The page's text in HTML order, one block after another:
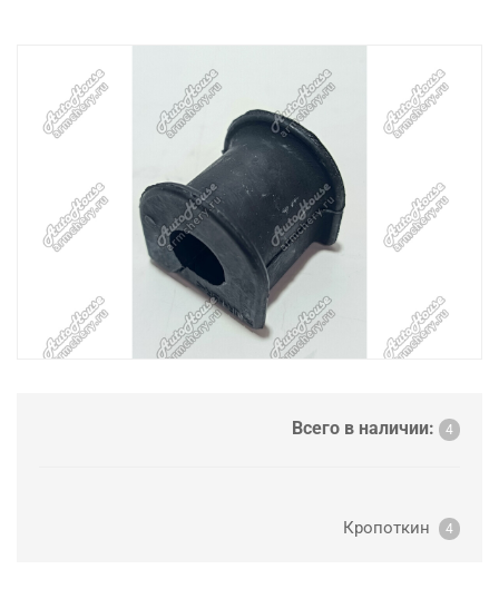
Всего в наличии: 4
Кропоткин 4